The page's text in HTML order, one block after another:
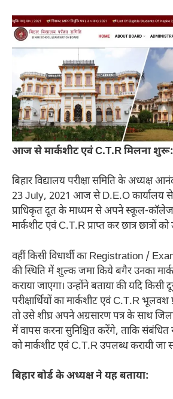
आज से मार्कशीट एवं C.T.R मिलना शुरू:
बिहार विद्यालय परीक्षा समिति के अध्यक्ष
23 July, 2021 आज से D.E.O कार्यालय से
प्राधिकृत दूत के माध्यम से अपने स्कूल-कॉलेज के
मार्कशीट एवं C.T.R प्राप्त कर छात्र छात्रों
वहीं किसी विधार्थी का Registration /
की स्थिति में शुल्क जमा किये बगैर उनका
कराया जाएगा। उन्होंने बताया की यदि
परीक्षार्थियों का मार्कशीट एवं C.T.R भूलवश
तो उसे शीघ्र अपने अग्रसारण पत्र के साथ
में वापस करना सुनिश्चित करेंगे, ताकि
को मार्कशीट एवं C.T.R उपलब्ध करायी जा
बिहार बोर्ड के अध्यक्ष ने यह बताया: